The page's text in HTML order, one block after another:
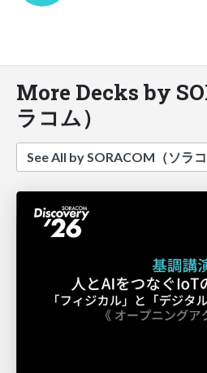
More Decks by
ラコム）
See All by SORACOM（ソラコ